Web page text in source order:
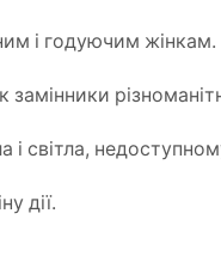
і годуючим жінкам.
світла,
дії.